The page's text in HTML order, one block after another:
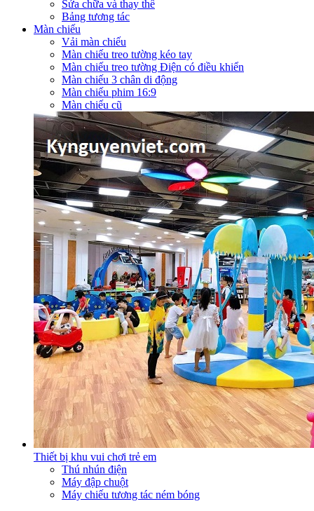
Sửa chữa và thay thế
Bảng tương tác
Màn chiếu
Vải màn chiếu
Màn chiếu treo tường kéo tay
Màn chiếu treo tường Điện có điều khiển
Màn chiếu 3 chân di động
Màn chiếu phim 16:9
Màn chiếu cũ
Thiết bị khu vui chơi trẻ em
Thú nhún điện
Máy đập chuột
Máy chiếu tương tác ném bóng